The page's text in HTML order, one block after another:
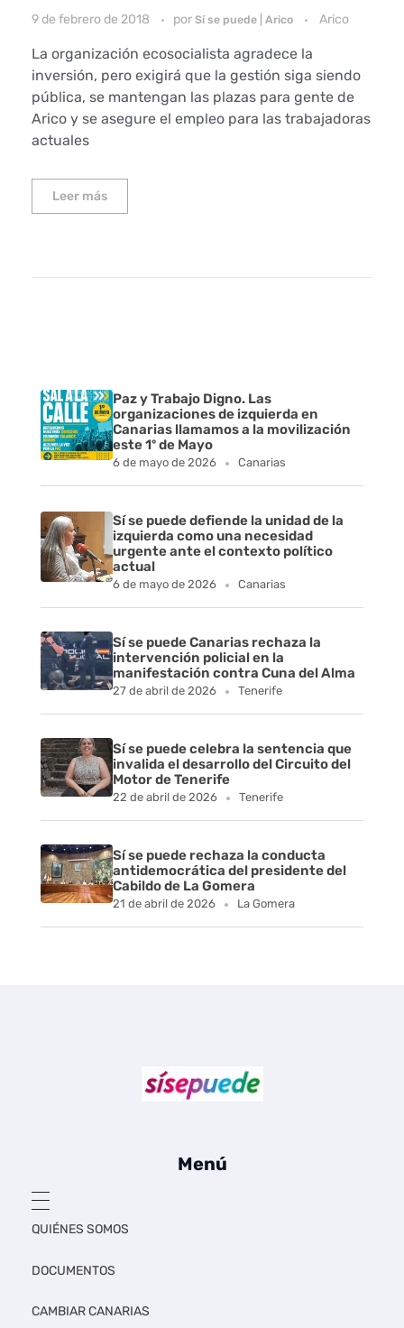
9 de febrero de 2018 por Sí se puede | Arico Arico
La organización ecosocialista agradece la
inversión, pero exigirá que la gestión siga siendo
pública, se mantengan las plazas para gente de
Arico y se asegure el empleo para las trabajadoras
actuales
Leer más
Paz y Trabajo Digno. Las
organizaciones de izquierda en
Canarias llamamos a la movilización
este 1º de Mayo
6 de mayo de 2026 Canarias
Sí se puede defiende la unidad de la
izquierda como una necesidad
urgente ante el contexto político
actual
6 de mayo de 2026 Canarias
Sí se puede Canarias rechaza la
intervención policial en la
manifestación contra Cuna del Alma
27 de abril de 2026 Tenerife
Sí se puede celebra la sentencia que
invalida el desarrollo del Circuito del
Motor de Tenerife
22 de abril de 2026 Tenerife
Sí se puede rechaza la conducta
antidemocrática del presidente del
Cabildo de La Gomera
21 de abril de 2026 La Gomera
Menú
QUIÉNES SOMOS
DOCUMENTOS
CAMBIAR CANARIAS